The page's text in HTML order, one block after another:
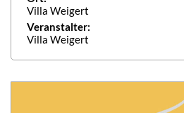
Villa Weigert
Veranstalter:
Villa Weigert